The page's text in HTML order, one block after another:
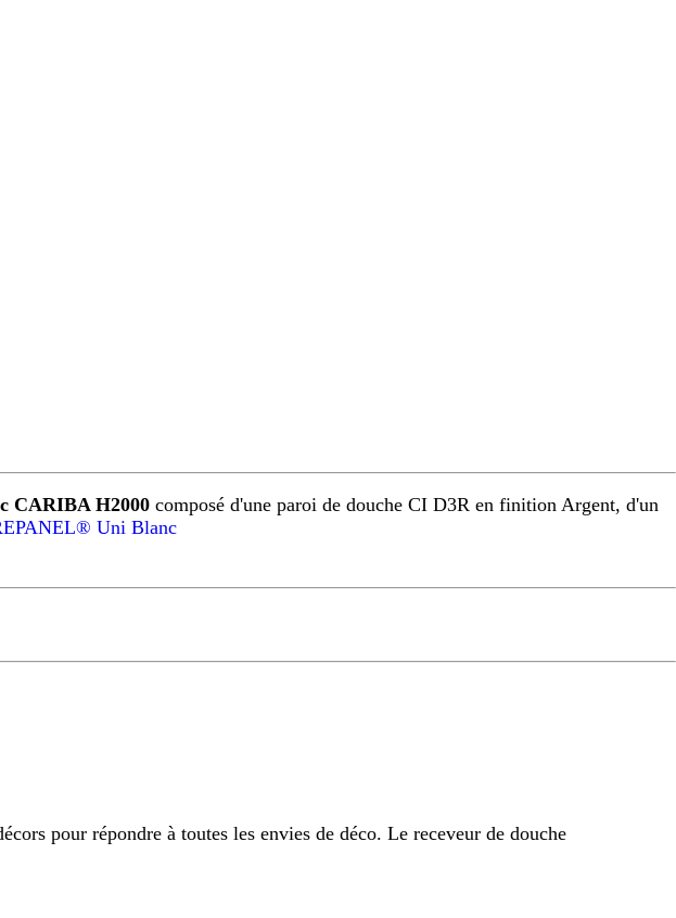
CARIBA H2000 composé d'une paroi de douche CI D3R en finition Argent, d'un
Uni Blanc
pour répondre à toutes les envies de déco. Le receveur de douche